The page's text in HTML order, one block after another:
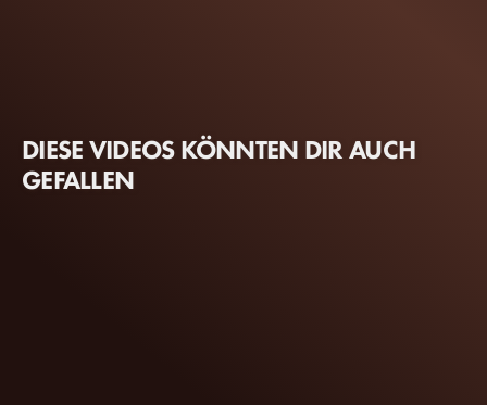
DIESE VIDEOS KÖNNTEN DIR AUCH
GEFALLEN